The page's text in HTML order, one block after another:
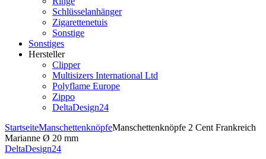
Schlüsselanhänger
Zigarettenetuis
Sonstige
Sonstiges
Hersteller
Clipper
Multisizers International Ltd
Polyflame Europe
Zippo
DeltaDesign24
StartseiteManschettenknöpfeManschettenknöpfe 2 Cent Frankreich
Marianne Ø 20 mm
DeltaDesign24